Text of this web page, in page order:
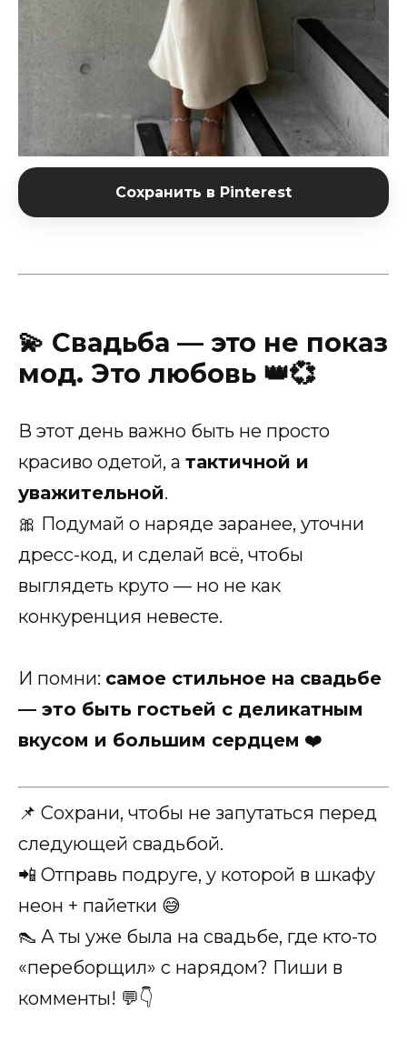
Сохранить в Pinterest
💫 Свадьба — это не показ
мод. Это любовь 👑💞
В этот день важно быть не просто
красиво одетой, а тактичной и
уважительной.
🎀 Подумай о наряде заранее, уточни
дресс-код, и сделай всё, чтобы
выглядеть круто — но не как
конкуренция невесте.
И помни: самое стильное на свадьбе
— это быть гостьей с деликатным
вкусом и большим сердцем ❤️
📌 Сохрани, чтобы не запутаться перед
следующей свадьбой.
📲 Отправь подруге, у которой в шкафу
неон + пайетки 😅
👠 А ты уже была на свадьбе, где кто-то
«переборщил» с нарядом? Пиши в
комменты! 💬👇